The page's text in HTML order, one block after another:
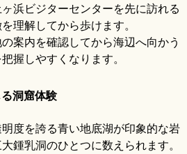
浜ビジターセンターを先に訪れる
理解してから歩けます。
案内を確認してから海辺へ向かう
握しやすくなります。
洞窟体験
度を誇る青い地底湖が印象的な岩
鍾乳洞のひとつに数えられます。